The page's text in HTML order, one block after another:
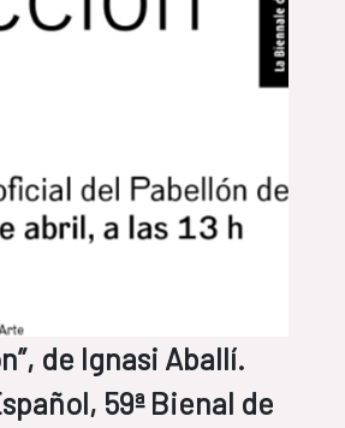
de Ignasi Aballí.
59ª Bienal de